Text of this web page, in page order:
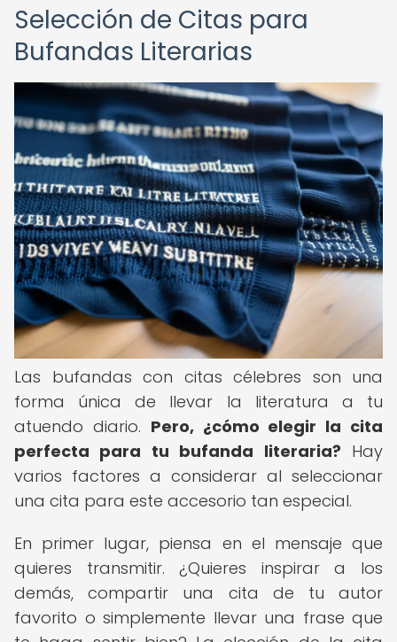
Selección de Citas para
Bufandas Literarias
Las bufandas con citas célebres son una
forma única de llevar la literatura a tu
atuendo diario. Pero, ¿cómo elegir la cita
perfecta para tu bufanda literaria? Hay
varios factores a considerar al seleccionar
una cita para este accesorio tan especial.
En primer lugar, piensa en el mensaje que
quieres transmitir. ¿Quieres inspirar a los
demás, compartir una cita de tu autor
favorito o simplemente llevar una frase que